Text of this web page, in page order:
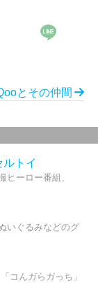
とその仲間
ルトイ
ヒーロー番組、
いぐるみなどのグ
コんガらガっち」